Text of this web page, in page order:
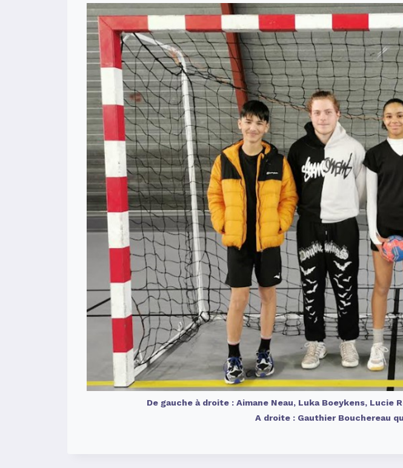
De gauche à droite : Aimane Neau, Luka Boeykens,
A droite : Gauthier Bouchereau